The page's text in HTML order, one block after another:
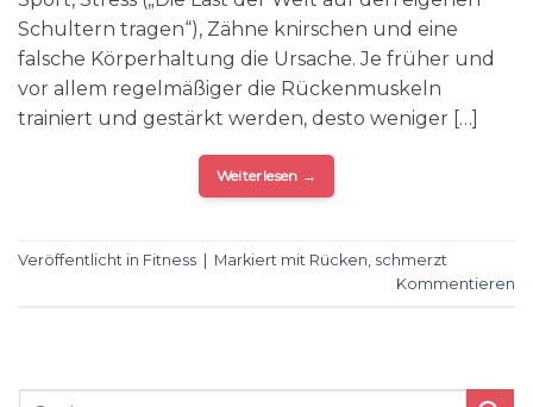
Schultern tragen“), Zähne knirschen und eine
falsche Körperhaltung die Ursache. Je früher und
vor allem regelmäßiger die Rückenmuskeln
trainiert und gestärkt werden, desto weniger […]
Weiterlesen →
Veröffentlicht in Fitness Markiert mit Rücken, schmerzt
Kommentieren